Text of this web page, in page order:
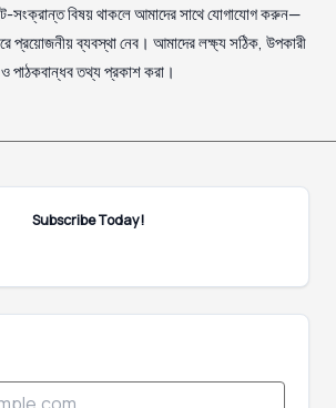
সংক্রান্ত বিষয় থাকলে আমাদের সাথে যোগাযোগ করুন—
প্রয়োজনীয় ব্যবস্থা নেব। আমাদের লক্ষ্য সঠিক, উপকারী
ও পাঠকবান্ধব তথ্য প্রকাশ করা।
Subscribe Today!